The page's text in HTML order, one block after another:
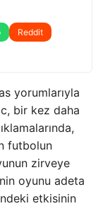
Reddit
yorumlarıyla
bir kez daha
futbolun
zirveye
oyunu adeta
etkisinin